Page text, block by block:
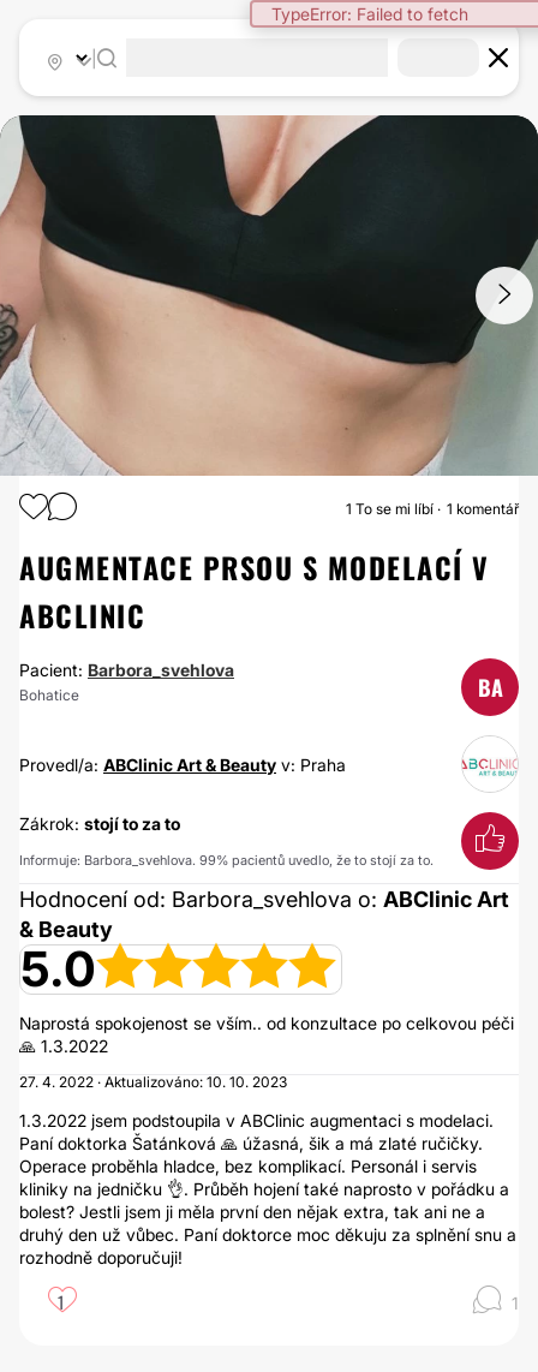
TypeError: Failed to fetch
MODELACE PRSOU S AUGMENTACÍ
1 To se mi líbí 1 komentář
AUGMENTACE PRSOU S MODELACÍ V
ABCLINIC
Pacient: Barbora_svehlova
Bohatice BA
Provedl/a: ABClinic Art & Beauty v: Praha
Zákrok: stojí to za to
Informuje: Barbora_svehlova. 99% pacientů uvedlo, že to stojí za to.
Hodnocení od: Barbora_svehlova o: ABClinic Art
& Beauty
5.0
Naprostá spokojenost se vším.. od konzultace po celkovou péči
🙏 1.3.2022
27. 4. 2022 · Aktualizováno: 10. 10. 2023
1.3.2022 jsem podstoupila v ABClinic augmentaci s modelaci.
Paní doktorka Šatánková 🙏 úžasná, šik a má zlaté ručičky.
Operace proběhla hladce, bez komplikací. Personál i servis
kliniky na jedničku 👌. Průběh hojení také naprosto v pořádku a
bolest? Jestli jsem ji měla první den nějak extra, tak ani ne a
druhý den už vůbec. Paní doktorce moc děkuju za splnění snu a
rozhodně doporučuji!
1 1